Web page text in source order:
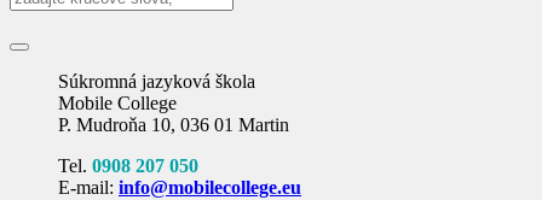
Súkromná jazyková škola
Mobile College
P. Mudroňa 10, 036 01 Martin
Tel. 0908 207 050
E-mail: info@mobilecollege.eu